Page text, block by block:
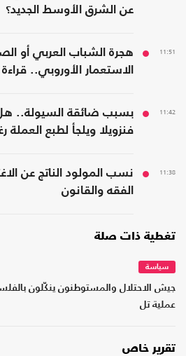
عن الشرق الأوسط الجديد؟
11:51
هجرة الشباب العربي أو
الاستعمار الأوروبي..
11:42
بسبب ضائقة السيولة..
فنزويلا ويلجأ لطبع العملة
11:38
نسب المولود الناتج عن
الفقه والقانون
تغطية ذات صلة
سياسة
جيش الاحتلال والمستوطنون ينكّلون
عملية تل
تقرير خاص